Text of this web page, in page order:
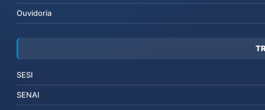
Ouvidoria
SESI
SENAI